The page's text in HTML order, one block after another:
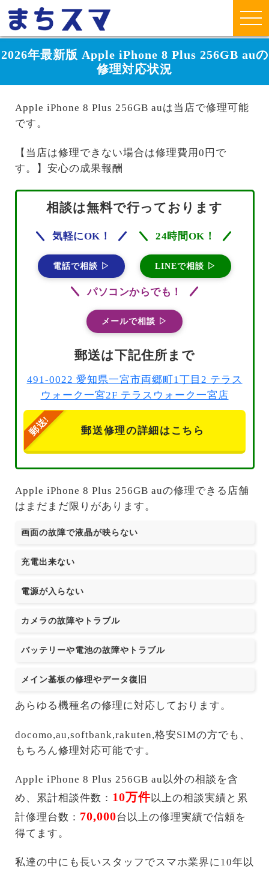
2026年最新版 Apple iPhone 8 Plus 256GB auの
修理対応状況
Apple iPhone 8 Plus 256GB auは当店で修理可能
です。
【当店は修理できない場合は修理費用0円で
す。】安心の成果報酬
相談は無料で行っております
気軽にOK！
電話で相談 ▷
24時間OK！
LINEで相談 ▷
パソコンからでも！
メールで相談 ▷
郵送は下記住所まで
491-0022 愛知県一宮市両郷町1丁目2 テラス
ウォーク一宮2F テラスウォーク一宮店
郵送修理の詳細はこちら
Apple iPhone 8 Plus 256GB auの修理できる店舗
はまだまだ限りがあります。
画面の故障で液晶が映らない
充電出来ない
電源が入らない
カメラの故障やトラブル
バッテリーや電池の故障やトラブル
メイン基板の修理やデータ復旧
あらゆる機種名の修理に対応しております。
docomo,au,softbank,rakuten,格安SIMの方でも、
もちろん修理対応可能です。
Apple iPhone 8 Plus 256GB au以外の相談を含
め、累計相談件数： 10万件以上の相談実績と累
計修理台数： 70,000台以上の修理実績で信頼を
得てます。
私達の中にも長いスタッフでスマホ業界に10年以